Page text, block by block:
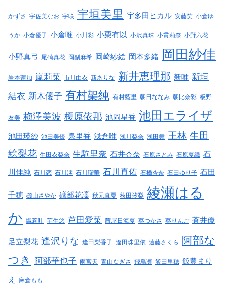
かずさ 宇佐美なお 宇咲 宇垣美里 宇多田ヒカル 安藤笑 小倉ゆ
うか 小倉優子 小倉唯 小川彩 小栗有以 小沢真珠 小貫莉奈 小野六花
小野真弓 尾碕真花 岡副麻希 岡崎紗絵 岡本多緒 岡田紗佳
岩本蓮加 嵐莉菜 市川由衣 新ありな 新井恵理那 新唯 新垣
結衣 新木優子 有村架純 有村藍里 朝日ななみ 朝比奈彩 板野
友美 梅澤美波 榎原依那 池岡星香 池田エライザ
池田瑛紗 池田美優 泉里香 浅倉唯 浅川梨奈 浅田舞 王林 生田
絵梨花 生田衣梨奈 生駒里奈 石井杏奈 石原さとみ 石原夏織 石
川佳純 石川恋 石川澪 石川瑠華 石川真佑 石橋杏奈 石田ゆり子 石田
千穂 磯山さやか 礒部花凜 秋元真夏 秋田汐梨 綾瀬はる
か 織莉叶 芋生悠 芦田愛菜 茜屋日海夏 葵つかさ 葵りんご 蒼井優
足立梨花 逢沢りな 逢田梨香子 逢田珠里依 遠藤さくら
阿部な
つき
阿部華也子 雨宮天 青山なぎさ 飛鳥凛 飯田里穂 飯豊まり
え 麻倉もも